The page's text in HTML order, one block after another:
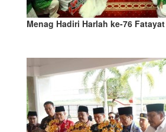
Menag Hadiri Harlah ke-76